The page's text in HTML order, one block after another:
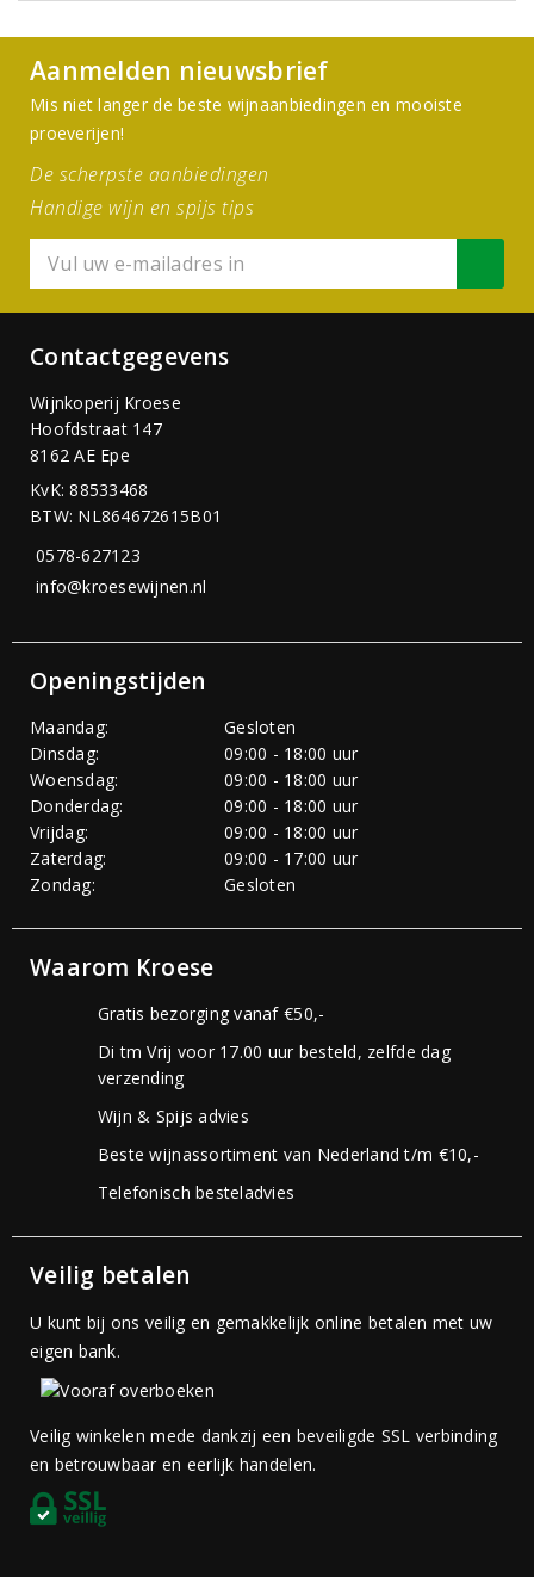
Aanmelden nieuwsbrief
Mis niet langer de beste wijnaanbiedingen en mooiste
proeverijen!
De scherpste aanbiedingen
Handige wijn en spijs tips
Contactgegevens
Wijnkoperij Kroese
Hoofdstraat 147
8162 AE Epe
KvK: 88533468
BTW: NL864672615B01
0578-627123
info@kroesewijnen.nl
Openingstijden
Maandag:
Gesloten
Dinsdag:
09:00 - 18:00 uur
Woensdag:
09:00 - 18:00 uur
Donderdag:
09:00 - 18:00 uur
Vrijdag:
09:00 - 18:00 uur
Zaterdag:
09:00 - 17:00 uur
Zondag:
Gesloten
Waarom Kroese
Gratis bezorging vanaf €50,-
Di tm Vrij voor 17.00 uur besteld, zelfde dag
verzending
Wijn & Spijs advies
Beste wijnassortiment van Nederland t/m €10,-
Telefonisch besteladvies
Veilig betalen
U kunt bij ons veilig en gemakkelijk online betalen met uw
eigen bank.
Veilig winkelen mede dankzij een beveiligde SSL verbinding
en betrouwbaar en eerlijk handelen.